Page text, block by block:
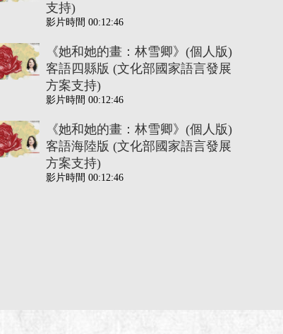
支持)
影片時間 00:12:46
《她和她的畫：林雪卿》(個人版)
客語四縣版 (文化部國家語言發展
方案支持)
影片時間 00:12:46
《她和她的畫：林雪卿》(個人版)
客語海陸版 (文化部國家語言發展
方案支持)
影片時間 00:12:46